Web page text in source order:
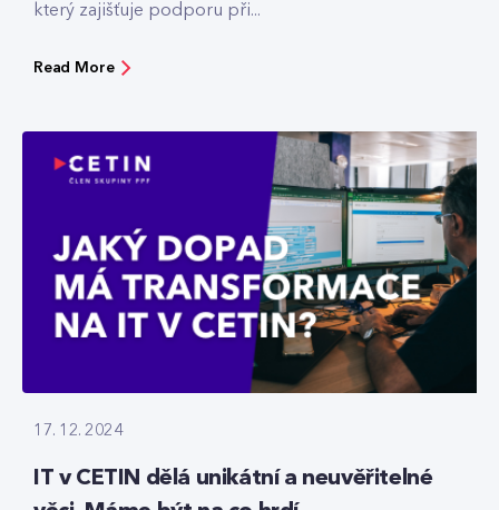
který zajišťuje podporu při...
Read More
17. 12. 2024
IT v CETIN dělá unikátní a neuvěřitelné